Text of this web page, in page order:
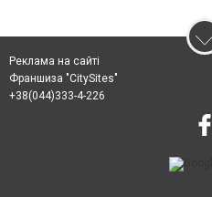
Реклама на сайті
Франшиза "CitySites"
+38(044)333-4-226